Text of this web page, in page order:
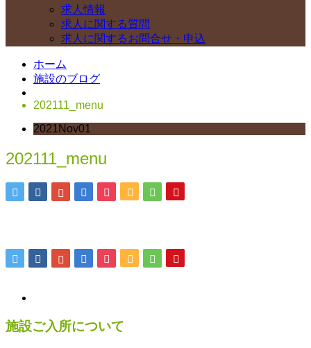
求人情報
求人に関する質問
求人に関するお問合せ・申込
ホーム
施設のブログ
202111_menu
2021 Nov01
202111_menu
施設ご入所について